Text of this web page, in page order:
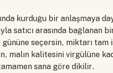
kurduğu bir anlaşmaya
satıcı arasında bağlanan
seçersin, miktarı tam
malın kalitesini virgülüne
sana göre dikilir.